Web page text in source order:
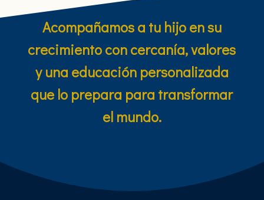
Acompañamos a tu hijo en su
crecimiento con cercanía, valores
y una educación personalizada
que lo prepara para transformar
el mundo.